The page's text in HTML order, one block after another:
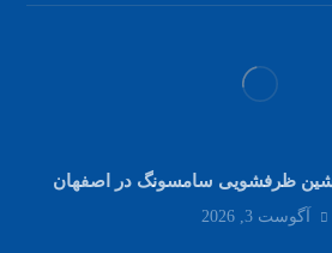
ظرفشویی سامسونگ در اصفهان
آگوست 3, 2026